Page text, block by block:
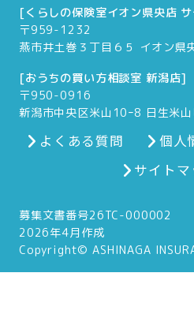
[くらしの保険室イオン県央店
〒959-1232
燕市井土巻３丁目６５ イオン県
[おうちの買い方相談室 新潟店]
〒950-0916
新潟市中央区米山10ｰ8 日生米
よくある質問
個人
サイト
募集文書番号26TC-000002
2026年4月作成
Copyright© ASHINAGA